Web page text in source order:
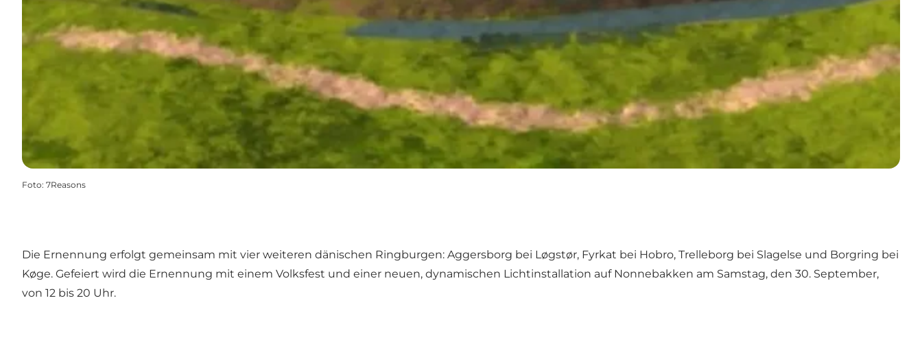
Foto: 7Reasons
Die Ernennung erfolgt gemeinsam mit vier weiteren dänischen Ringburgen: Aggersborg bei Løgstør, Fyrkat bei Hobro, Trelleborg bei Slagelse und Borgring bei
Køge. Gefeiert wird die Ernennung mit einem Volksfest und einer neuen, dynamischen Lichtinstallation auf Nonnebakken am Samstag, den 30. September,
von 12 bis 20 Uhr.